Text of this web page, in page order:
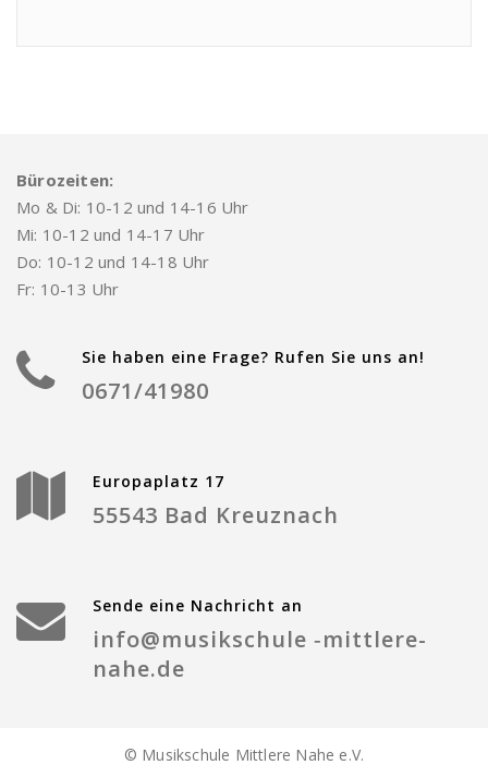
Bürozeiten:
Mo & Di: 10-12 und 14-16 Uhr
Mi: 10-12 und 14-17 Uhr
Do: 10-12 und 14-18 Uhr
Fr: 10-13 Uhr
Sie haben eine Frage? Rufen Sie uns an!
0671/41980
Europaplatz 17
55543 Bad Kreuznach
Sende eine Nachricht an
info@musikschule ‑mittlere-
nahe.de
© Musikschule Mittlere Nahe e.V.